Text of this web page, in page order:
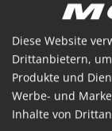
Diese Website
Drittanbietern,
Produkte und
Werbe- und
Inhalte von